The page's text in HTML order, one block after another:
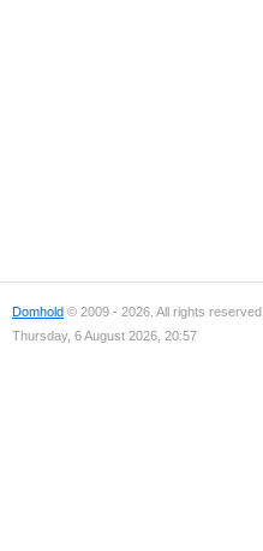
Domhold © 2009 - 2026. All rights reserved.
Thursday, 6 August 2026, 20:57